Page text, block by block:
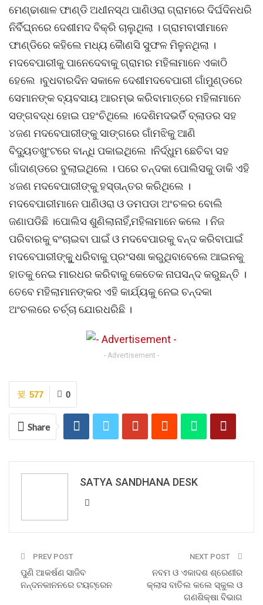
ମେଣ୍ଢାଶାଳ ଫାଣ୍ଡି ଅଧୀନସ୍ଥ ପାଣିଓରା ଗ୍ରାମରେ ଦିର୍ଘଦିନଧରି
ନିର୍ବିଘ୍ନରେ ଦେଶୀମଦ ବିକ୍ରି ଚାଲୁଥିଲା । ଗ୍ରାମବାସୀମାନେ
ଫାଣ୍ଡିରେ କହିଲେ ମଧ୍ୟ କୈାଣସି ସୁଫଳ ମିଳୁନଥିଲା ।
ମଦବେପାରୀକୁ ପାନେଦେବାକୁ ଗ୍ରାମର ମହିଳାମାନେ ଏକାଠି
ହେଲେ ।ବୁଧବାରଦିନ ସକାଳେ ଦେଶୀମଦବେପାରୀ ଗାଁମୁଣ୍ଡରେ
ସେମାନଙ୍କ ବ୍ୟବସାୟ ଆରମ୍ଭ କରିବାମାତ୍ରେ ମହିଳାମାନେ
ସଙ୍ଗବଦ୍ଧ ହୋଇ ପହଂଚିଥିଲେ ।ଦେଶିମଦଭର୍ତି ବ୍ଲାଡର ସହ
୪ଜଣ ମଦବେପାରୀଙ୍କୁ ସାଙ୍ଗରେ ଗାଁମଝିକୁ ଆଣି
ବିଦ୍ୟୁତଖୁଂଟରେ ବାନ୍ଧି ପକାଇଥିଲେ ।ନିର୍ଦ୍ଧୁମ ଛେଚିବା ସହ
ଗାଁଦାଣ୍ଡରେ ବୁଲାଇଥିଲେ । ପରେ ଚନ୍ଦକା ପୋଲିସକୁ ଡାକି ଏହି
୪ଜଣ ମଦବେପାରୀଙ୍କୁ ହସ୍ତାନ୍ତର କରିଥିଲେ ।
ମଦବେପାରୀମାନେ ପାଣିଓରା ଓ ଡମପଡା ଅଂଚଳର ବୋଲି
ଜଣାପଡିଛି ।ପୋଲିସ ଶୁଣିଲାନାହିଁ,ମହିଳାମାନେ କଲେ । ନିଜ
ପରିବାରକୁ ବଂଚାଇବା ପାଇଁ ଓ ମଦବେପାରକୁ ବନ୍ଦ କରିବାପାଇଁ
ମଦବେପାରୀଙ୍କୁୁ ଧରିବାକୁ ପ୍ରଂସଶା କରୁଥିବାବେଲେ ଆଇନକୁ
ହାତକୁ ନେଇ ମାରଧର କରିବାକୁ କେତେକ ନାପସନ୍ଦ କରୁଛନ୍ତି ।
ତେବେ ମହିଲାମାନଙ୍କର ଏହି କାର୍ଯ୍ୟକୁ ନେଇ ଚନ୍ଦକା
ଅଂଚଲରେ ଚର୍ଚ୍ଚା ଯୋରଧରିଛି ।
- Advertisement -
0
577
Share
SATYA SANDHANA DESK
PREV POST
ପୁଣି ଆକର୍ଷଣ ସାଜିବ
ନନ୍ଦନକାନନରେ ଟୟଟ୍ରେନ
NEXT POST
ନବମ ଓ ଏକାଦଶ ଶ୍ରେଣୀର
କ୍ଲାସ ବାତିଲ କଲେ ସ୍କୁଲ ଓ
ଗଣଶିକ୍ଷା ବିଭାଗ